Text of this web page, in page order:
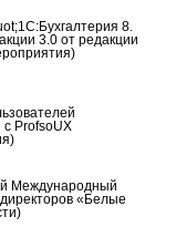
8.
3.0 от редакции
с ProfsoUX
Международный
«Белые